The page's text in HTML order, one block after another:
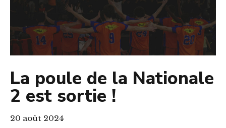
La poule de la Nationale
2 est sortie !
20 août 2024